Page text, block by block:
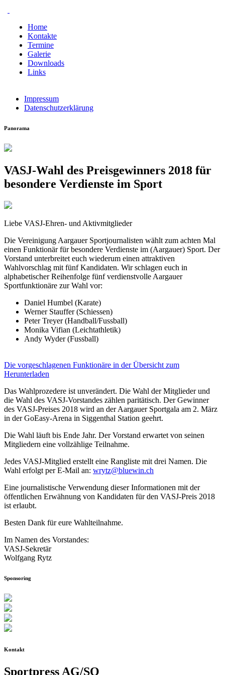
Home
Kontakte
Termine
Galerie
Downloads
Links
Impressum
Datenschutzerklärung
Panorama
VASJ-Wahl des Preisgewinners 2018 für
besondere Verdienste im Sport
Liebe VASJ-Ehren- und Aktivmitglieder
Die Vereinigung Aargauer Sportjournalisten wählt zum achten Mal
einen Funktionär für besondere Verdienste im (Aargauer) Sport. Der
Vorstand unterbreitet euch wiederum einen attraktiven
Wahlvorschlag mit fünf Kandidaten. Wir schlagen euch in
alphabetischer Reihenfolge fünf verdienstvolle Aargauer
Sportfunktionäre zur Wahl vor:
Daniel Humbel (Karate)
Werner Stauffer (Schiessen)
Peter Treyer (Handball/Fussball)
Monika Vifian (Leichtathletik)
Andy Wyder (Fussball)
Die vorgeschlagenen Funktionäre in der Übersicht zum
Herunterladen
Das Wahlprozedere ist unverändert. Die Wahl der Mitglieder und
die Wahl des VASJ-Vorstandes zählen paritätisch. Der Gewinner
des VASJ-Preises 2018 wird an der Aargauer Sportgala am 2. März
in der GoEasy-Arena in Siggenthal Station geehrt.
Die Wahl läuft bis Ende Jahr. Der Vorstand erwartet von seinen
Mitgliedern eine vollzählige Teilnahme.
Jedes VASJ-Mitglied erstellt eine Rangliste mit drei Namen. Die
Wahl erfolgt per E-Mail an: wrytz@bluewin.ch
Eine journalistische Verwendung dieser Informationen mit der
öffentlichen Erwähnung von Kandidaten für den VASJ-Preis 2018
ist erlaubt.
Besten Dank für eure Wahlteilnahme.
Im Namen des Vorstandes:
VASJ-Sekretär
Wolfgang Rytz
Sponsoring
Kontakt
Sportpress AG/SO